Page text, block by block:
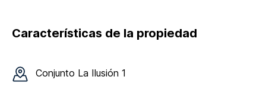
Características de la propiedad
Conjunto La Ilusión 1